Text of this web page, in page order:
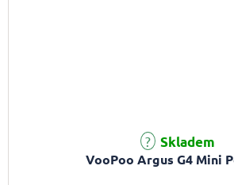
VooPoo Argus G4 Mini
Skladem